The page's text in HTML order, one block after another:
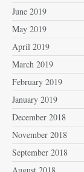
June 2019
May 2019
April 2019
March 2019
February 2019
January 2019
December 2018
November 2018
September 2018